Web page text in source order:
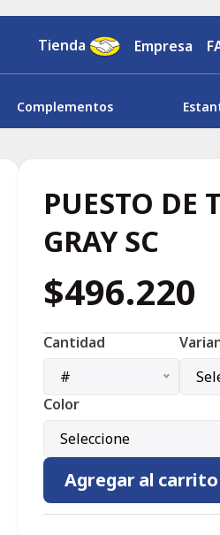
Tienda Empresa
Complementos
PUESTO DE
GRAY SC
$496.220
Color
Seleccione
Cantidad
#
Agregar al carrito